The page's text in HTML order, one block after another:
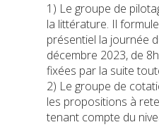
1) Le groupe de
la littérature. Il
présentiel la journée
décembre 2023, de
fixées par la suite
2) Le groupe de
les propositions à
tenant compte du